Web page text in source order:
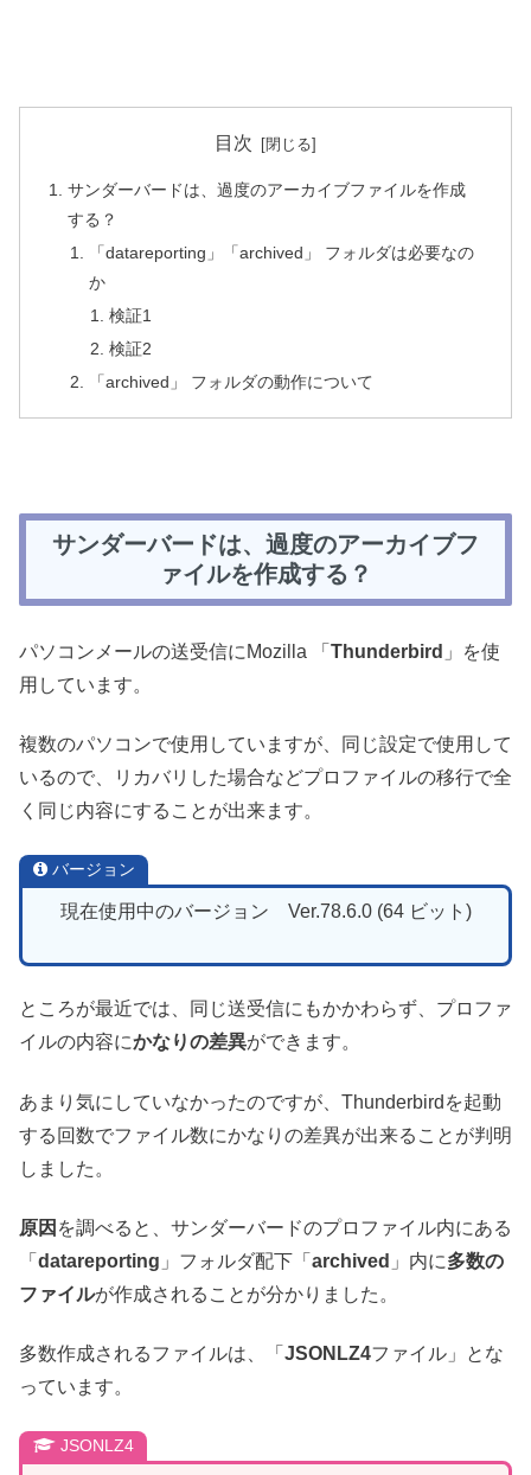
目次
サンダーバードは、過度のアーカイブファイルを作成
する？
「datareporting」「archived」 フォルダは必要なの
か
検証1
検証2
「archived」 フォルダの動作について
サンダーバードは、過度のアーカイブフ
ァイルを作成する？
パソコンメールの送受信にMozilla 「 Thunderbird 」を使
用しています。
複数のパソコンで使用していますが、同じ設定で使用して
いるので、リカバリした場合などプロファイルの移行で全
く同じ内容にすることが出来ます。
バージョン
現在使用中のバージョン Ver.78.6.0 (64 ビット)
ところが最近では、同じ送受信にもかかわらず、プロファ
イルの内容にかなりの差異ができます。
あまり気にしていなかったのですが、Thunderbirdを起動
する回数でファイル数にかなりの差異が出来ることが判明
しました。
原因 を調べると、サンダーバードのプロファイル内にある
「 datareporting 」フォルダ配下「 archived 」内に多数の
ファイルが作成されることが分かりました。
多数作成されるファイルは、「 JSONLZ4ファイル」とな
っています。
JSONLZ4